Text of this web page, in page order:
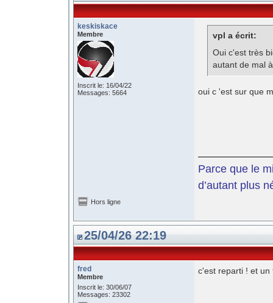
keskiskace
Membre
Inscrit le: 16/04/22
Messages: 5664
vpl a écrit:
Oui c'est très
autant de mal
oui c 'est sur que
Parce que le
d’autant plus
Hors ligne
25/04/26 22:19
fred
Membre
Inscrit le: 30/06/07
Messages: 23302
c'est reparti ! et un